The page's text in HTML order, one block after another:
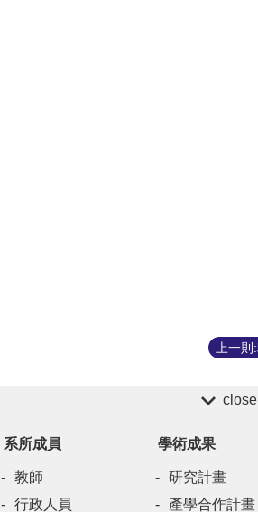
close
系所成員
教師
行政人員
學術成果
研究計畫
產學合作計畫